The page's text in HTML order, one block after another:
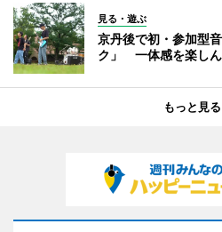
見る・遊ぶ
京丹後で初・参加型
ク」 一体感を楽し
もっと見る